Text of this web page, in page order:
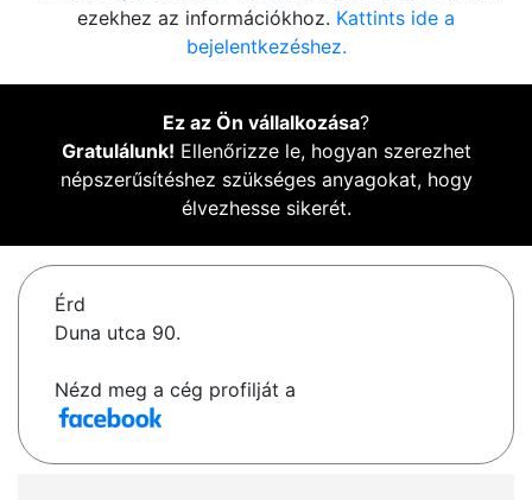
ezekhez az információkhoz. Kattints ide a
bejelentkezéshez.
Ez az Ön vállalkozása?
Gratulálunk! Ellenőrizze le, hogyan szerezhet
népszerűsítéshez szükséges anyagokat, hogy
élvezhesse sikerét.
Érd
Duna utca 90.
Nézd meg a cég profilját a